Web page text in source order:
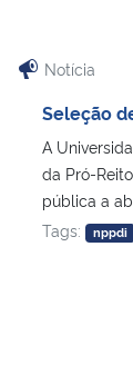
Notícia
Seleção
A
da Pró-
pública a
Tags:
nppdi